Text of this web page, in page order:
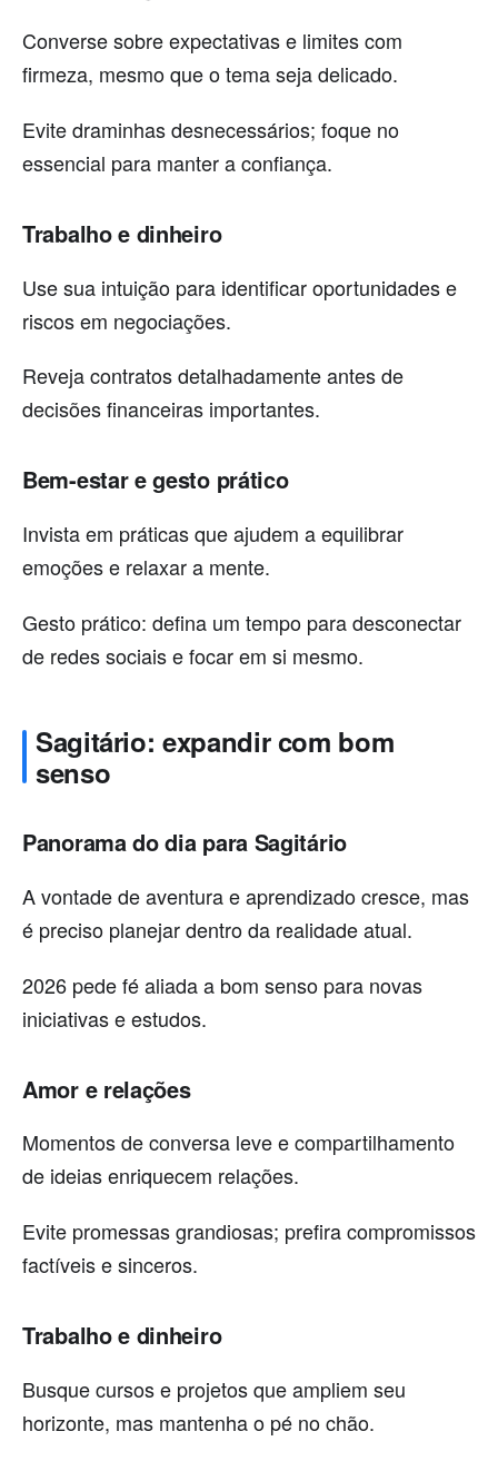
Converse sobre expectativas e limites com
firmeza, mesmo que o tema seja delicado.
Evite draminhas desnecessários; foque no
essencial para manter a confiança.
Trabalho e dinheiro
Use sua intuição para identificar oportunidades e
riscos em negociações.
Reveja contratos detalhadamente antes de
decisões financeiras importantes.
Bem-estar e gesto prático
Invista em práticas que ajudem a equilibrar
emoções e relaxar a mente.
Gesto prático: defina um tempo para desconectar
de redes sociais e focar em si mesmo.
Sagitário: expandir com bom
senso
Panorama do dia para Sagitário
A vontade de aventura e aprendizado cresce, mas
é preciso planejar dentro da realidade atual.
2026 pede fé aliada a bom senso para novas
iniciativas e estudos.
Amor e relações
Momentos de conversa leve e compartilhamento
de ideias enriquecem relações.
Evite promessas grandiosas; prefira compromissos
factíveis e sinceros.
Trabalho e dinheiro
Busque cursos e projetos que ampliem seu
horizonte, mas mantenha o pé no chão.